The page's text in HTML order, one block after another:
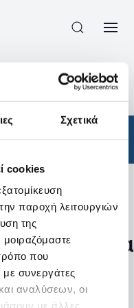
Σχετικά
cookies
παροχή λειτουργιών
της
που
με συνεργάτες
αναλύσεων, οι
με άλλες
/
με τα